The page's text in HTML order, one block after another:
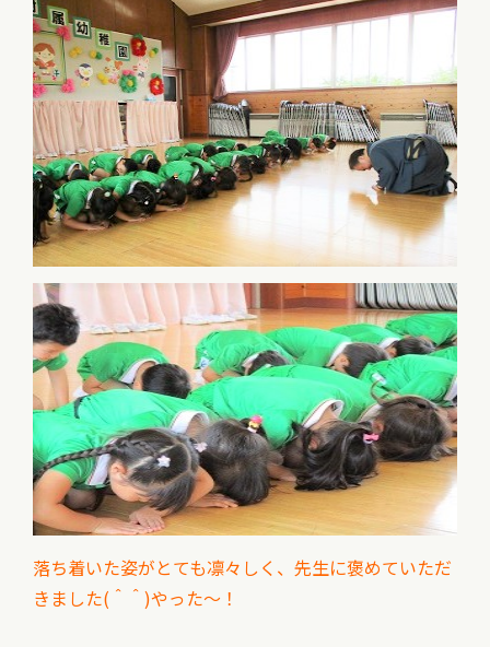
落ち着いた姿がとても凛々しく、先生に褒めていただ
きました(＾＾)やった～！